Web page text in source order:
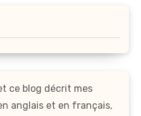
ce blog décrit mes
anglais et en français,